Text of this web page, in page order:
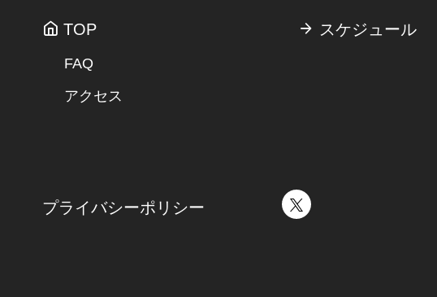
TOP
FAQ
アクセス
スケジュール
プライバシーポリシー